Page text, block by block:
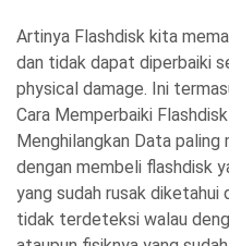
Artinya Flashdisk kita
dan tidak dapat diperbaiki
physical damage. Ini
Cara Memperbaiki
Menghilangkan Data
dengan membeli flashdisk
yang sudah rusak diketahui
tidak terdeteksi walau